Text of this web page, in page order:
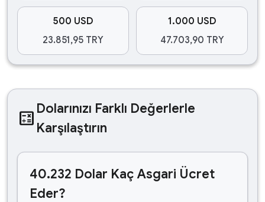
500 USD
23.851,95 TRY
1.000 USD
47.703,90 TRY
calculate Dolarınızı Farklı Değerlerle
Karşılaştırın
40.232 Dolar Kaç Asgari Ücret
Eder?